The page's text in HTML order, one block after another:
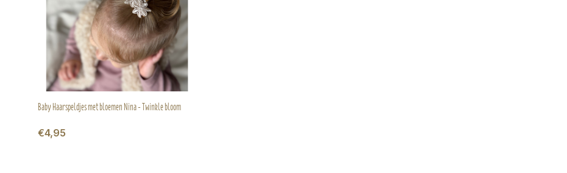
Baby Haarspeldjes met bloemen Nina - Twinkle bloom
€4,95